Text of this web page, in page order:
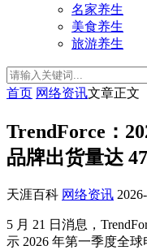
名家养生
美食养生
旅游养生
首页 网络资讯文章正文
TrendForce：
品牌出货量达
天涯百科 网络资讯
5 月 21 日消息，
示 2026 年第一季度全